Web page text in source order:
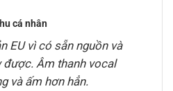
cá nhân
EU vì có sẵn nguồn và
được. Âm thanh vocal
và ấm hơn hẳn.